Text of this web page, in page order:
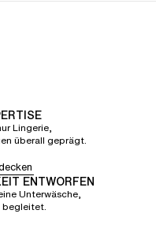
Lingerie,
überall geprägt.
ENTWORFEN
Unterwäsche,
begleitet.